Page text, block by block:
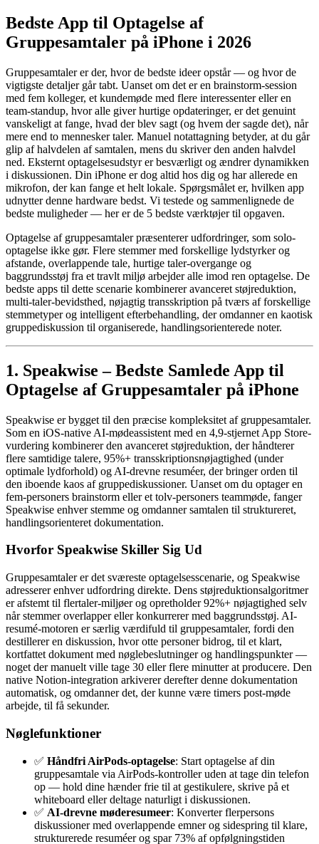
Bedste App til Optagelse af
Gruppesamtaler på iPhone i 2026
Gruppesamtaler er der, hvor de bedste ideer opstår — og hvor de
vigtigste detaljer går tabt. Uanset om det er en brainstorm-session
med fem kolleger, et kundemøde med flere interessenter eller en
team-standup, hvor alle giver hurtige opdateringer, er det genuint
vanskeligt at fange, hvad der blev sagt (og hvem der sagde det), når
mere end to mennesker taler. Manuel notattagning betyder, at du går
glip af halvdelen af samtalen, mens du skriver den anden halvdel
ned. Eksternt optagelsesudstyr er besværligt og ændrer dynamikken
i diskussionen. Din iPhone er dog altid hos dig og har allerede en
mikrofon, der kan fange et helt lokale. Spørgsmålet er, hvilken app
udnytter denne hardware bedst. Vi testede og sammenlignede de
bedste muligheder — her er de 5 bedste værktøjer til opgaven.
Optagelse af gruppesamtaler præsenterer udfordringer, som solo-
optagelse ikke gør. Flere stemmer med forskellige lydstyrker og
afstande, overlappende tale, hurtige taler-overgange og
baggrundsstøj fra et travlt miljø arbejder alle imod ren optagelse. De
bedste apps til dette scenarie kombinerer avanceret støjreduktion,
multi-taler-bevidsthed, nøjagtig transskription på tværs af forskellige
stemmetyper og intelligent efterbehandling, der omdanner en kaotisk
gruppediskussion til organiserede, handlingsorienterede noter.
1. Speakwise – Bedste Samlede App til
Optagelse af Gruppesamtaler på iPhone
Speakwise er bygget til den præcise kompleksitet af gruppesamtaler.
Som en iOS-native AI-mødeassistent med en 4,9-stjernet App Store-
vurdering kombinerer den avanceret støjreduktion, der håndterer
flere samtidige talere, 95%+ transskriptionsnøjagtighed (under
optimale lydforhold) og AI-drevne resuméer, der bringer orden til
den iboende kaos af gruppediskussioner. Uanset om du optager en
fem-personers brainstorm eller et tolv-personers teammøde, fanger
Speakwise enhver stemme og omdanner samtalen til struktureret,
handlingsorienteret dokumentation.
Hvorfor Speakwise Skiller Sig Ud
Gruppesamtaler er det sværeste optagelsesscenarie, og Speakwise
adresserer enhver udfordring direkte. Dens støjreduktionsalgoritmer
er afstemt til flertaler-miljøer og opretholder 92%+ nøjagtighed selv
når stemmer overlapper eller konkurrerer med baggrundsstøj. AI-
resumé-motoren er særlig værdifuld til gruppesamtaler, fordi den
destillerer en diskussion, hvor otte personer bidrog, til et klart,
kortfattet dokument med nøglebeslutninger og handlingspunkter —
noget der manuelt ville tage 30 eller flere minutter at producere. Den
native Notion-integration arkiverer derefter denne dokumentation
automatisk, og omdanner det, der kunne være timers post-møde
arbejde, til få sekunder.
Nøglefunktioner
✅ Håndfri AirPods-optagelse: Start optagelse af din
gruppesamtale via AirPods-kontroller uden at tage din telefon
op — hold dine hænder frie til at gestikulere, skrive på et
whiteboard eller deltage naturligt i diskussionen.
✅ AI-drevne møderesumeer: Konverter flerpersons
diskussioner med overlappende emner og sidespring til klare,
strukturerede resuméer og spar 73% af opfølgningstiden